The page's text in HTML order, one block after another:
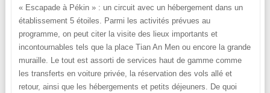
« Escapade à Pékin » : un circuit avec un hébergement dans un
établissement 5 étoiles. Parmi les activités prévues au
programme, on peut citer la visite des lieux importants et
incontournables tels que la place Tian An Men ou encore la grande
muraille. Le tout est assorti de services haut de gamme comme
les transferts en voiture privée, la réservation des vols allé et
retour, ainsi que les hébergements et petits déjeuners. De quoi